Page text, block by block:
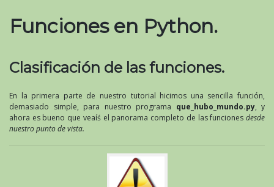
Funciones en Python.
Clasificación de las funciones.
En la primera parte de nuestro tutorial hicimos una sencilla función,
demasiado simple, para nuestro programa que_hubo_mundo.py, y
ahora es bueno que veaíś el panorama completo de las funciones desde
nuestro punto de vista.